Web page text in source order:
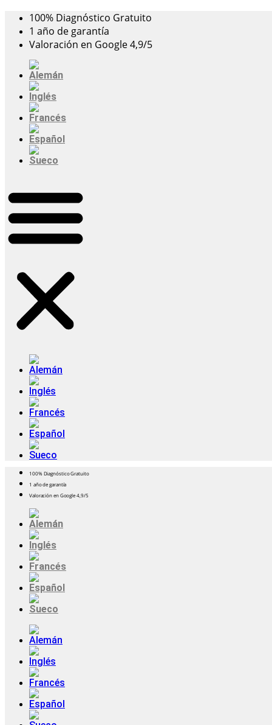
contenido
100% Diagnóstico Gratuito
1 año de garantía
Valoración en Google 4,9/5
100% Diagnóstico Gratuito
1 año de garantía
Valoración en Google 4,9/5